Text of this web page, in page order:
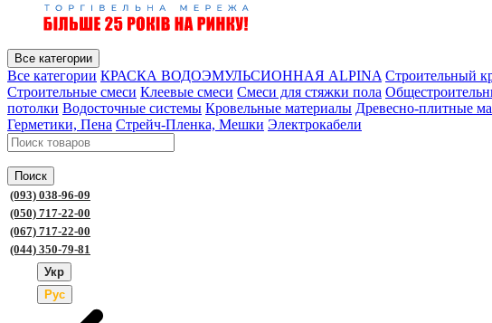
Все категории
Все категории КРАСКА ВОДОЭМУЛЬСИОННАЯ ALPINA Строительный
Строительные смеси Клеевые смеси Смеси для стяжки пола
потолки Водосточные системы Кровельные материалы Древесно-плитные
Герметики, Пена Стрейч-Пленка, Мешки Электрокабели
Поиск
(093) 038-96-09
(050) 717-22-00
(067) 717-22-00
(044) 350-79-81
Укр
Рус